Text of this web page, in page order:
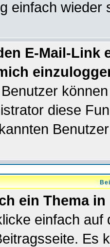
einfach wieder
E-Mail-Link
diese
ein Thema
einfach
Es